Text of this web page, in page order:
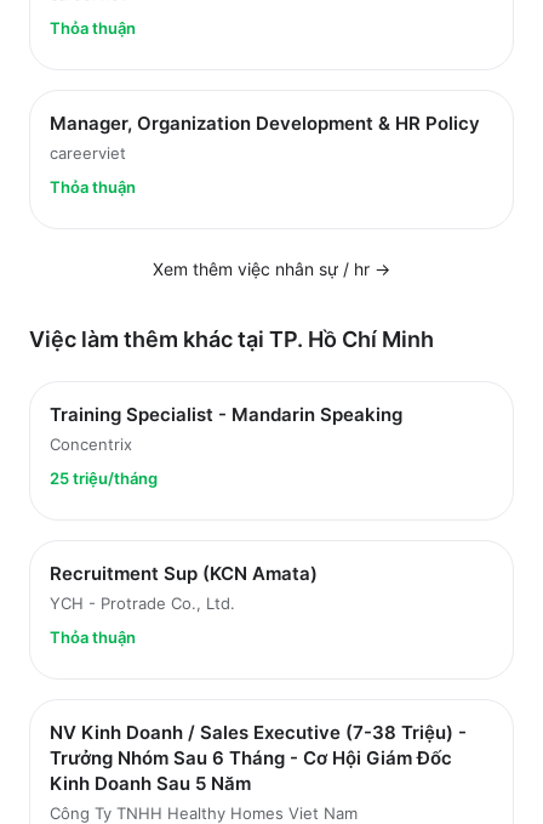
Thỏa thuận
Manager, Organization Development & HR Policy
careerviet
Thỏa thuận
Xem thêm việc nhân sự / hr →
Việc làm thêm khác tại TP. Hồ Chí Minh
Training Specialist - Mandarin Speaking
Concentrix
25 triệu/tháng
Recruitment Sup (KCN Amata)
YCH - Protrade Co., Ltd.
Thỏa thuận
NV Kinh Doanh / Sales Executive (7-38 Triệu) -
Trưởng Nhóm Sau 6 Tháng - Cơ Hội Giám Đốc
Kinh Doanh Sau 5 Năm
Công Ty TNHH Healthy Homes Viet Nam